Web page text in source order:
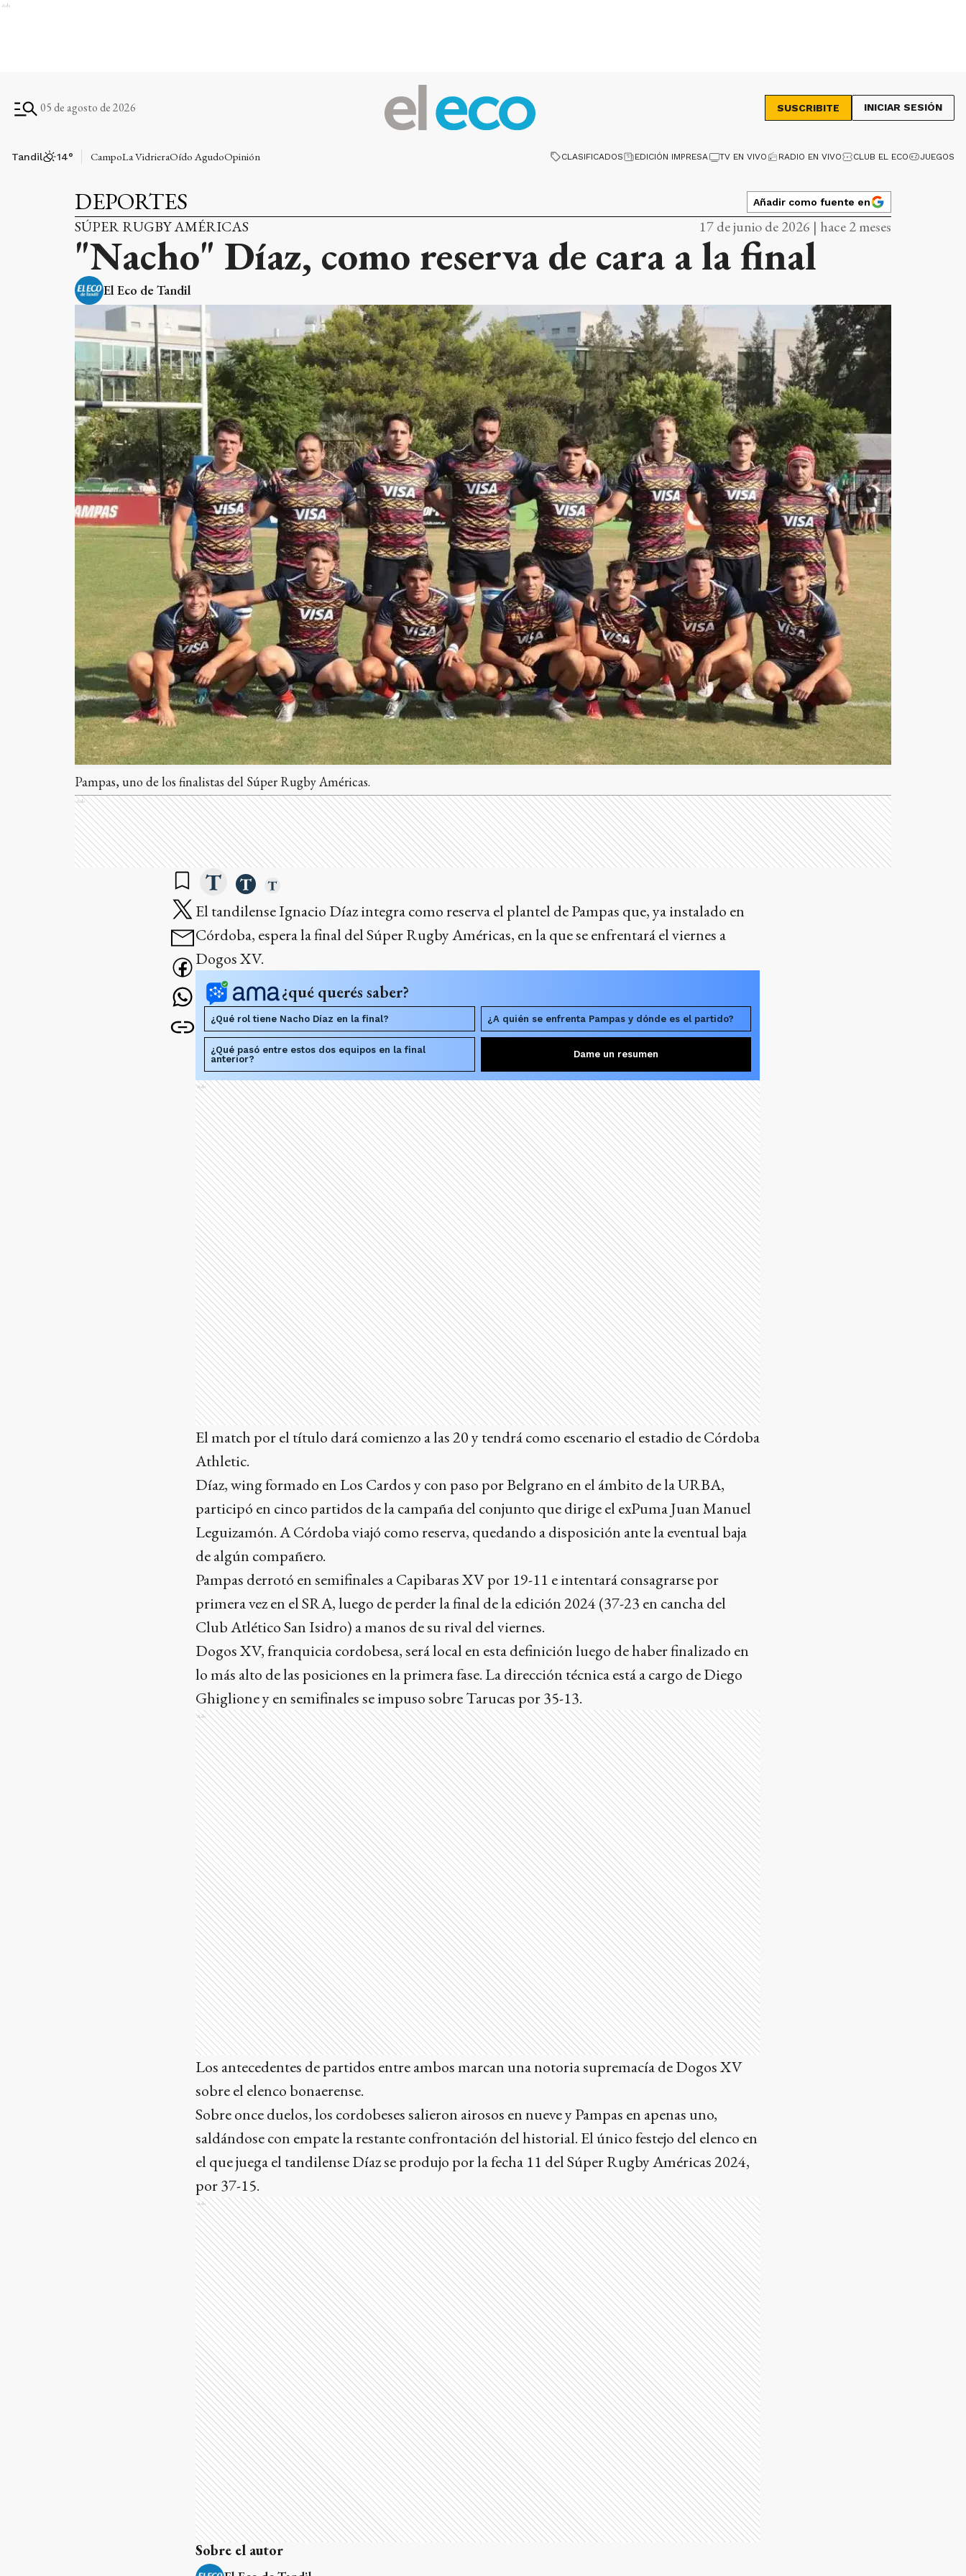
Ads
05 de agosto de 2026 SUSCRIBITE INICIAR SESIÓN
Tandil 14° CampoLa VidrieraOído AgudoOpinión CLASIFICADOS EDICIÓN IMPRESA TV EN VIVO RADIO EN VIVO CLUB EL ECO JUEGOS
DEPORTES Añadir como fuente en
SÚPER RUGBY AMÉRICAS 17 de junio de 2026 | hace 2 meses
"Nacho" Díaz, como reserva de cara a la final
El Eco de Tandil
Pampas, uno de los finalistas del Súper Rugby Américas.
Ads
El tandilense Ignacio Díaz integra como reserva el plantel de Pampas que, ya instalado en
Córdoba, espera la final del Súper Rugby Américas, en la que se enfrentará el viernes a
Dogos XV.
¿qué querés saber?
¿Qué rol tiene Nacho Díaz en la final? ¿A quién se enfrenta Pampas y dónde es el partido?
¿Qué pasó entre estos dos equipos en la final
anterior?
Dame un resumen
Ads
El match por el título dará comienzo a las 20 y tendrá como escenario el estadio de Córdoba
Athletic.
Díaz, wing formado en Los Cardos y con paso por Belgrano en el ámbito de la URBA,
participó en cinco partidos de la campaña del conjunto que dirige el exPuma Juan Manuel
Leguizamón. A Córdoba viajó como reserva, quedando a disposición ante la eventual baja
de algún compañero.
Pampas derrotó en semifinales a Capibaras XV por 19-11 e intentará consagrarse por
primera vez en el SRA, luego de perder la final de la edición 2024 (37-23 en cancha del
Club Atlético San Isidro) a manos de su rival del viernes.
Dogos XV, franquicia cordobesa, será local en esta definición luego de haber finalizado en
lo más alto de las posiciones en la primera fase. La dirección técnica está a cargo de Diego
Ghiglione y en semifinales se impuso sobre Tarucas por 35-13.
Ads
Los antecedentes de partidos entre ambos marcan una notoria supremacía de Dogos XV
sobre el elenco bonaerense.
Sobre once duelos, los cordobeses salieron airosos en nueve y Pampas en apenas uno,
saldándose con empate la restante confrontación del historial. El único festejo del elenco en
el que juega el tandilense Díaz se produjo por la fecha 11 del Súper Rugby Américas 2024,
por 37-15.
Ads
Sobre el autor